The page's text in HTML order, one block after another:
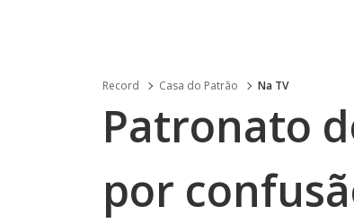
Record Casa do Patrão Na TV
Patronato
por